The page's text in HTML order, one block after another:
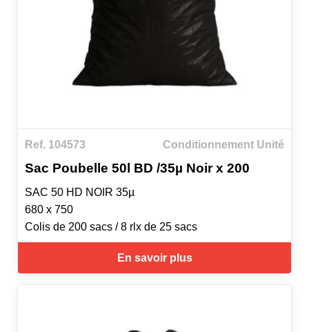
Ref. 104573 Conditionnement Unité
Sac Poubelle 50l BD /35µ Noir x 200
SAC 50 HD NOIR 35µ
680 x 750
Colis de 200 sacs / 8 rlx de 25 sacs
En savoir plus